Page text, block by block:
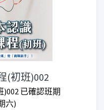
後由職員經Whatsapp
暫不需要付費。
(初班)002
已確認班期
六)